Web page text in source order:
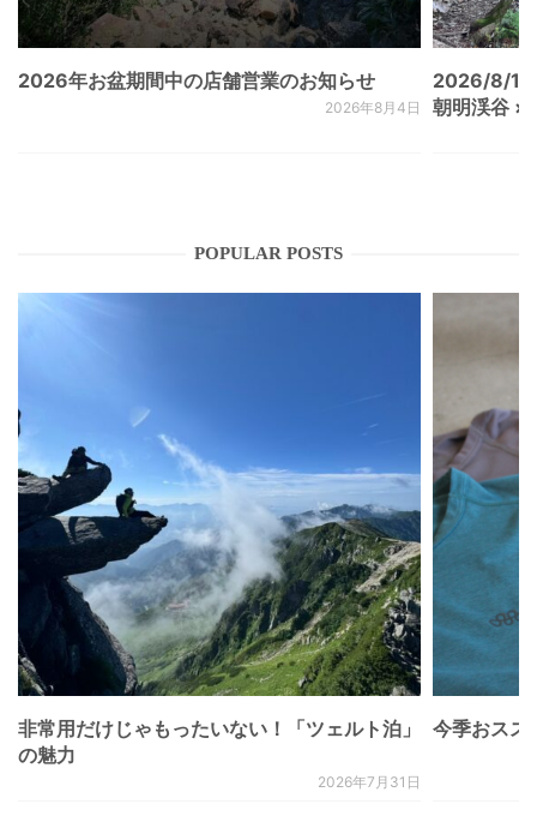
2026年お盆期間中の店舗営業のお知らせ
2026年8月4日
2026/8/
朝明渓谷 ×
POPULAR POSTS
非常用だけじゃもったいない！「ツェルト泊」
の魅力
2026年7月31日
今季おスス